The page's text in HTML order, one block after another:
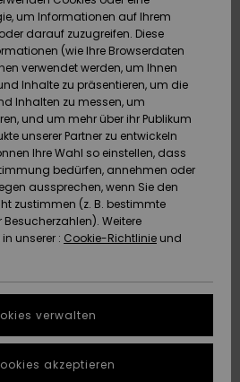
Flops
Flops
Shop
Freedom
Sie eine
die
Antwort auf Ihre
um Informationen auf Ihrem
darauf zuzugreifen. Diese
(wie Ihre Browserdaten
verwendet werden, um Ihnen
Inhalte zu präsentieren, um die
Inhalten zu messen, um
und um mehr über ihr Publikum
unserer Partner zu entwickeln
Ihre Wahl so einstellen, dass
bedürfen, annehmen oder
aussprechen, wenn Sie den
zustimmen (z. B. bestimmte
Weitere
unserer : Cookie-Richtlinie und
verwalten
akzeptieren